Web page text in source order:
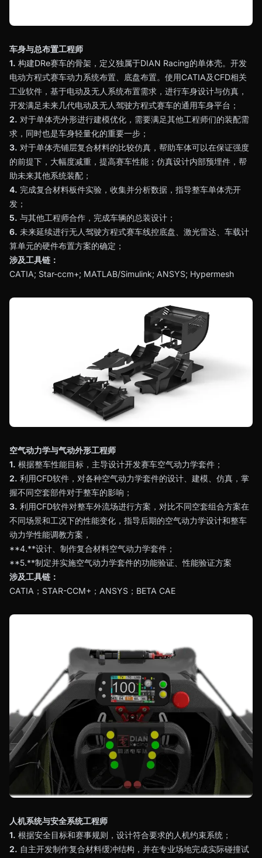
车身与总布置工程师
1. 构建DRe赛车的骨架，定义独属于DIAN Racing的单体壳。开发
电动方程式赛车动力系统布置、底盘布置。使用CATIA及CFD相关
工业软件，基于电动及无人系统布置需求，进行车身设计与仿真，
开发满足未来几代电动及无人驾驶方程式赛车的通用车身平台；
2. 对于单体壳外形进行建模优化，需要满足其他工程师们的装配需
求，同时也是车身轻量化的重要一步；
3. 对于单体壳铺层复合材料的比较仿真，帮助车体可以在保证强度
的前提下，大幅度减重，提高赛车性能；仿真设计内部预埋件，帮
助未来其他系统装配；
4. 完成复合材料板件实验，收集并分析数据，指导整车单体壳开
发；
5. 与其他工程师合作，完成车辆的总装设计；
6. 未来延续进行无人驾驶方程式赛车线控底盘、激光雷达、车载计
算单元的硬件布置方案的确定；
涉及工具链：
CATIA; Star-ccm+; MATLAB/Simulink; ANSYS; Hypermesh
空气动力学与气动外形工程师
1. 根据整车性能目标，主导设计开发赛车空气动力学套件；
2. 利用CFD软件，对各种空气动力学套件的设计、建模、仿真，掌
握不同空套部件对于整车的影响；
3. 利用CFD软件对整车外流场进行方案，对比不同空套组合方案在
不同场景和工况下的性能变化，指导后期的空气动力学设计和整车
动力学性能调教方案，
**4.**设计、制作复合材料空气动力学套件；
**5.**制定并实施空气动力学套件的功能验证、性能验证方案
涉及工具链：
CATIA；STAR-CCM+；ANSYS；BETA CAE
人机系统与安全系统工程师
1. 根据安全目标和赛事规则，设计符合要求的人机约束系统；
2. 自主开发制作复合材料缓冲结构，并在专业场地完成实际碰撞试